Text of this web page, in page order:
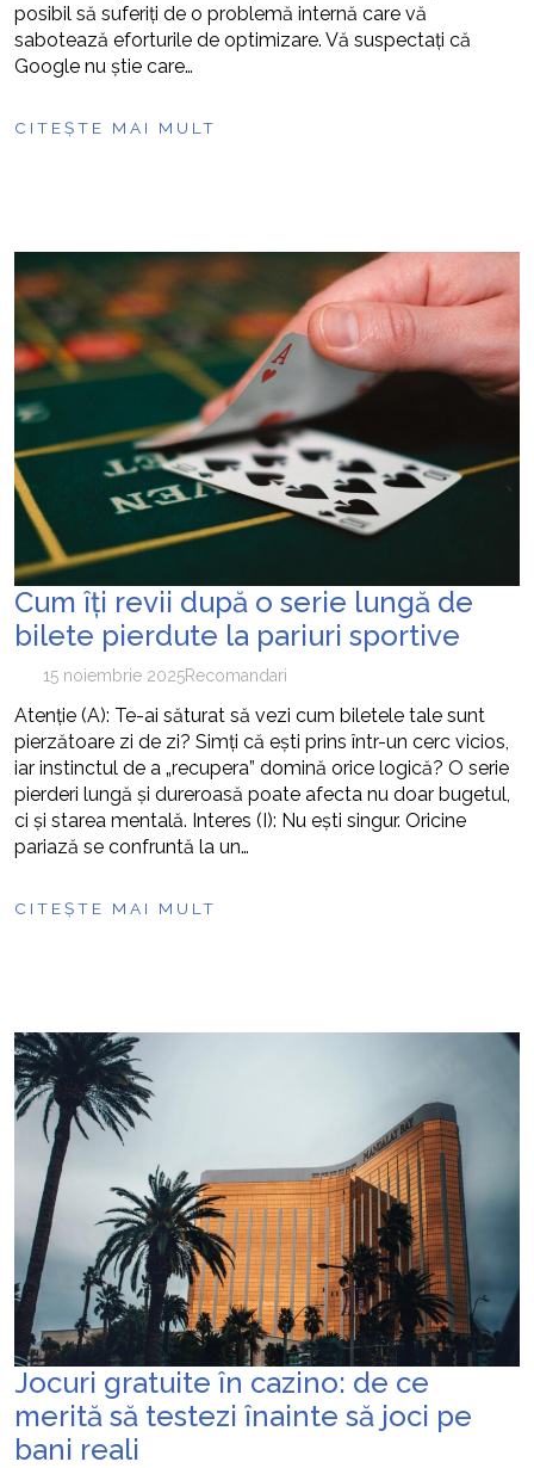
posibil să suferiți de o problemă internă care vă
sabotează eforturile de optimizare. Vă suspectați că
Google nu știe care…
CITEȘTE MAI MULT
Cum îți revii după o serie lungă de
bilete pierdute la pariuri sportive
15 noiembrie 2025Recomandari
Atenție (A): Te-ai săturat să vezi cum biletele tale sunt
pierzătoare zi de zi? Simți că ești prins într-un cerc vicios,
iar instinctul de a „recupera” domină orice logică? O serie
pierderi lungă și dureroasă poate afecta nu doar bugetul,
ci și starea mentală. Interes (I): Nu ești singur. Oricine
pariază se confruntă la un…
CITEȘTE MAI MULT
Jocuri gratuite în cazino: de ce
merită să testezi înainte să joci pe
bani reali